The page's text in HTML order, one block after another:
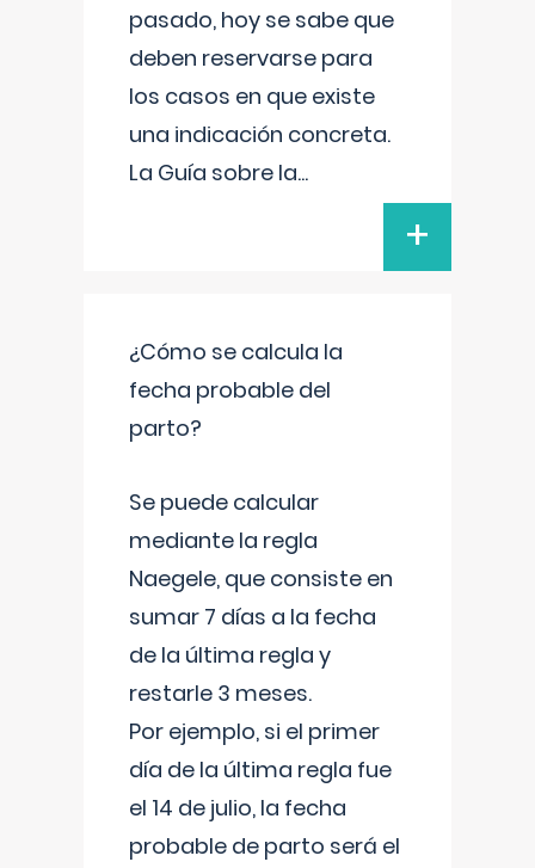
pasado, hoy se sabe que
deben reservarse para
los casos en que existe
una indicación concreta.
La Guía sobre la...
+
¿Cómo se calcula la
fecha probable del
parto?
Se puede calcular
mediante la regla
Naegele, que consiste en
sumar 7 días a la fecha
de la última regla y
restarle 3 meses.
Por ejemplo, si el primer
día de la última regla fue
el 14 de julio, la fecha
probable de parto será el